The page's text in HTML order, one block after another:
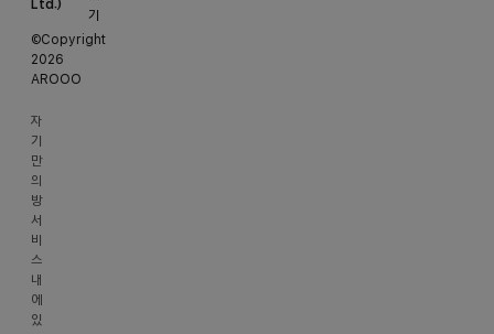
Ltd.)
기
대
표
사
이
명
사
업
등
록
번
©Copyright
2026
AROOO
자
기
만
의
방
서
비
스
내
에
있